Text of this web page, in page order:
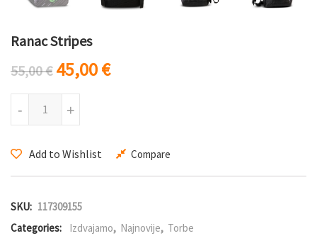
Ranac Stripes
55,00€ Originalna cena je bila: 55,00 €.
45,00€Trenutna cena je: 45,00 €.
+
-
Add to Wishlist Compare
SKU: 117309155
Categories:
Izdvajamo, Najnovije, Torbe